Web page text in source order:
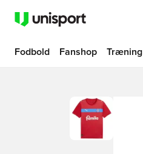
Fodbold Fanshop Træning